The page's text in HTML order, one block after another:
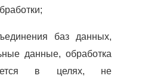
баз данных,
данные, обработка
в целях, не